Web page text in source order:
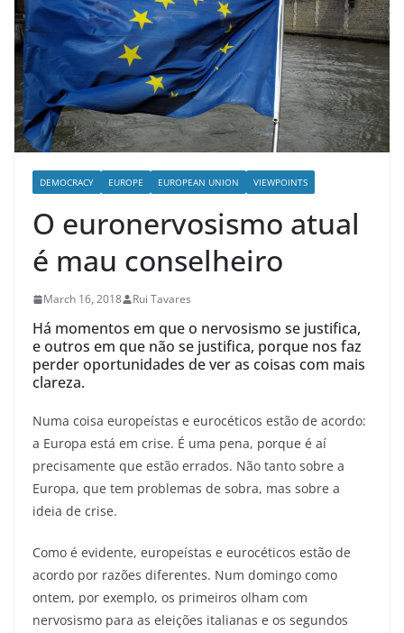
DEMOCRACY EUROPE EUROPEAN UNION VIEWPOINTS
O euronervosismo atual
é mau conselheiro
March 16, 2018 Rui Tavares
Há momentos em que o nervosismo se justifica,
e outros em que não se justifica, porque nos faz
perder oportunidades de ver as coisas com mais
clareza.
Numa coisa europeístas e eurocéticos estão de acordo:
a Europa está em crise. É uma pena, porque é aí
precisamente que estão errados. Não tanto sobre a
Europa, que tem problemas de sobra, mas sobre a
ideia de crise.
Como é evidente, europeístas e eurocéticos estão de
acordo por razões diferentes. Num domingo como
ontem, por exemplo, os primeiros olham com
nervosismo para as eleições italianas e os segundos